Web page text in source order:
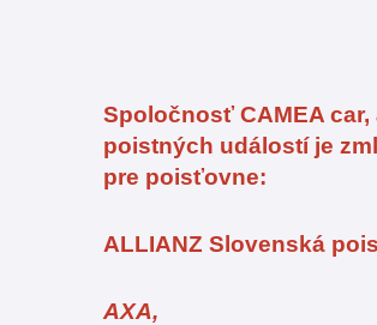
Spoločnosť CAMEA car,
poistných událostí je
pre poisťovne:
ALLIANZ Slovenská
AXA,